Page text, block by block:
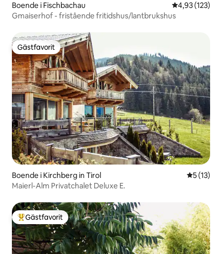
Boende i Fischbachau 4,93 av 5 i
4,93 (123)
Gmaiserhof - fristående fritidshus/lantbrukshus
Gästfavorit
Gästfavorit
Boende i Kirchberg in Tirol 5 av 5 i
5 (13)
Maierl-Alm Privatchalet Deluxe E.
Populär gästfavorit
Gästfavorit